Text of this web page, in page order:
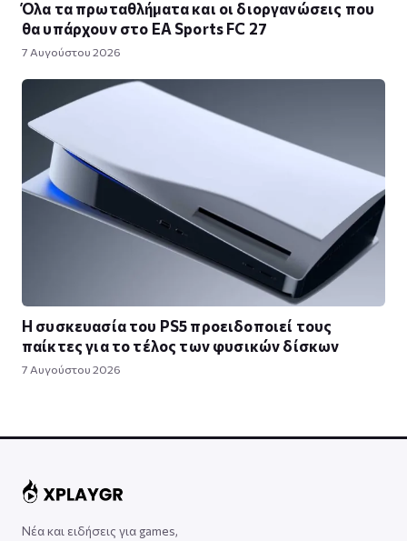
Όλα τα πρωταθλήματα και οι διοργανώσεις που
θα υπάρχουν στο EA Sports FC 27
7 Αυγούστου 2026
Η συσκευασία του PS5 προειδοποιεί τους
παίκτες για το τέλος των φυσικών δίσκων
7 Αυγούστου 2026
Νέα και ειδήσεις για games,